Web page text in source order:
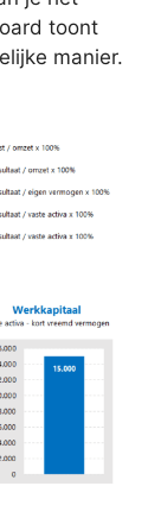
toont
manier.